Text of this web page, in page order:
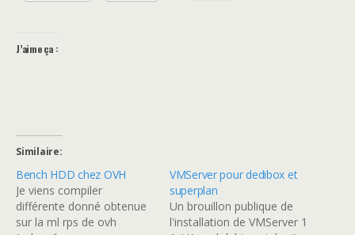
J’aime ça :
Similaire
Bench HDD chez OVH
Je viens compiler
différente donné obtenue
sur la ml rps de ovh
VMServer pour dedibox et
superplan
Un brouillon publique de
l'installation de VMServer 1